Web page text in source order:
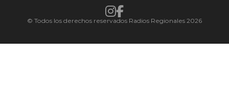
© Todos los derechos reservados Radios Regionales 2026